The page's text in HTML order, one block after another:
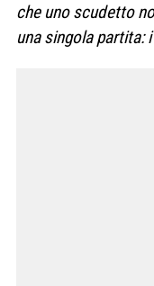
che uno scudetto
una singola partita: